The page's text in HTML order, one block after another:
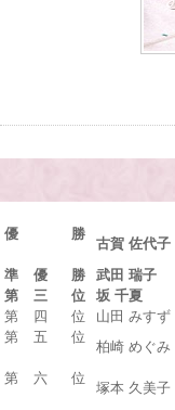
優 勝
古賀 佐代子
準 優 勝
武田 瑞子
第 三 位
坂 千夏
第 四 位
山田 みすず
第 五 位
柏崎 めぐみ
第 六 位
塚本 久美子